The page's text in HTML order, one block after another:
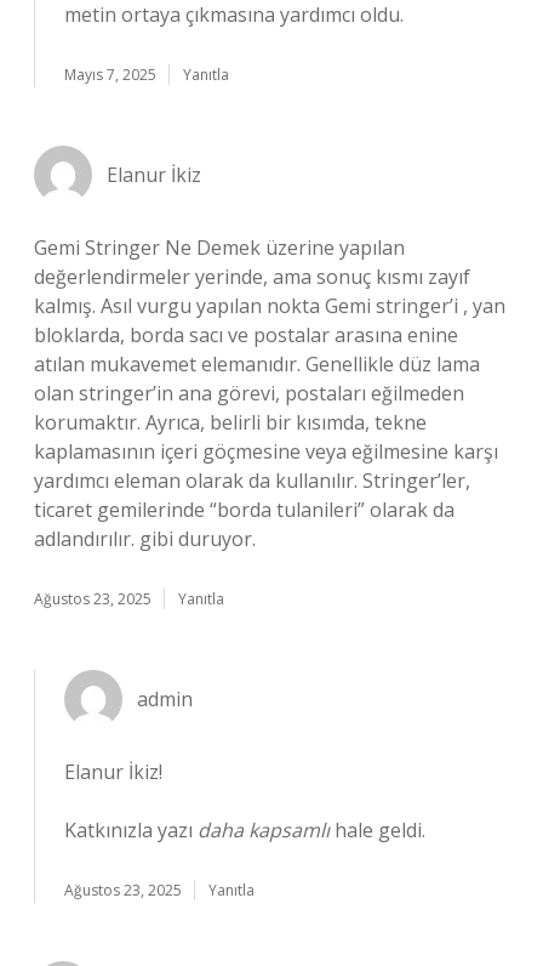
metin ortaya çıkmasına yardımcı oldu.
Mayıs 7, 2025 Yanıtla
Elanur İkiz
Gemi Stringer Ne Demek üzerine yapılan
değerlendirmeler yerinde, ama sonuç kısmı zayıf
kalmış. Asıl vurgu yapılan nokta Gemi stringer’i , yan
bloklarda, borda sacı ve postalar arasına enine
atılan mukavemet elemanıdır. Genellikle düz lama
olan stringer’in ana görevi, postaları eğilmeden
korumaktır. Ayrıca, belirli bir kısımda, tekne
kaplamasının içeri göçmesine veya eğilmesine karşı
yardımcı eleman olarak da kullanılır. Stringer’ler,
ticaret gemilerinde “borda tulanileri” olarak da
adlandırılır. gibi duruyor.
Ağustos 23, 2025 Yanıtla
admin
Elanur İkiz!
Katkınızla yazı daha kapsamlıhale geldi.
Ağustos 23, 2025 Yanıtla